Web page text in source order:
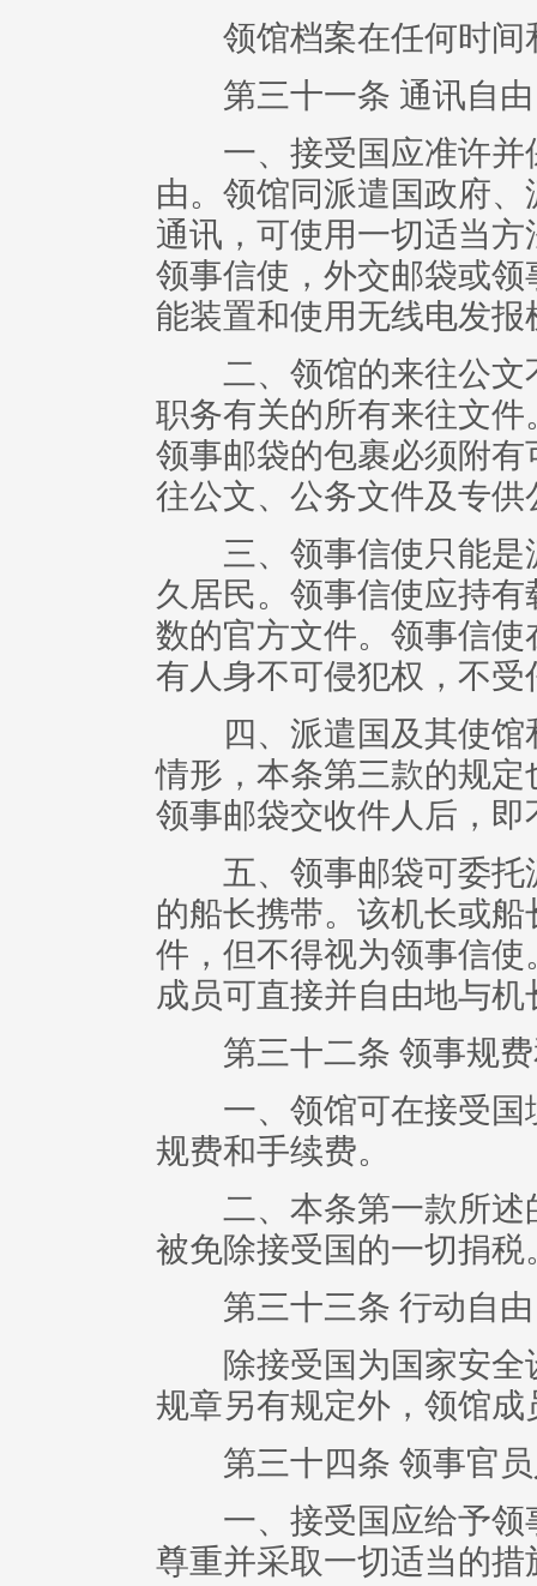
领馆档案在任何时间
第三十一条 通讯自由
一、接受国应准许并
由。领馆同派遣国政府
通讯，可使用一切适当
领事信使，外交邮袋或
能装置和使用无线电发报
二、领馆的来往公文
职务有关的所有来往文
领事邮袋的包裹必须附
往公文、公务文件及专
三、领事信使只能是
久居民。领事信使应持
数的官方文件。领事信
有人身不可侵犯权，不
四、派遣国及其使馆
情形，本条第三款的规
领事邮袋交收件人后，
五、领事邮袋可委托
的船长携带。该机长或
件，但不得视为领事信
成员可直接并自由地与
第三十二条 领事规费
一、领馆可在接受国
规费和手续费。
二、本条第一款所述
被免除接受国的一切捐税
第三十三条 行动自由
除接受国为国家安全
规章另有规定外，领馆
第三十四条 领事官员
一、接受国应给予领
尊重并采取一切适当的